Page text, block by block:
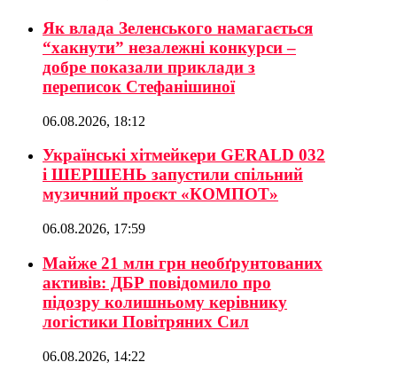
Як влада Зеленського намагається
“хакнути” незалежні конкурси –
добре показали приклади з
переписок Стефанішиної
06.08.2026, 18:12
Українські хітмейкери GERALD 032
і ШЕРШЕНЬ запустили спільний
музичний проєкт «КОМПОТ»
06.08.2026, 17:59
Майже 21 млн грн необґрунтованих
активів: ДБР повідомило про
підозру колишньому керівнику
логістики Повітряних Сил
06.08.2026, 14:22